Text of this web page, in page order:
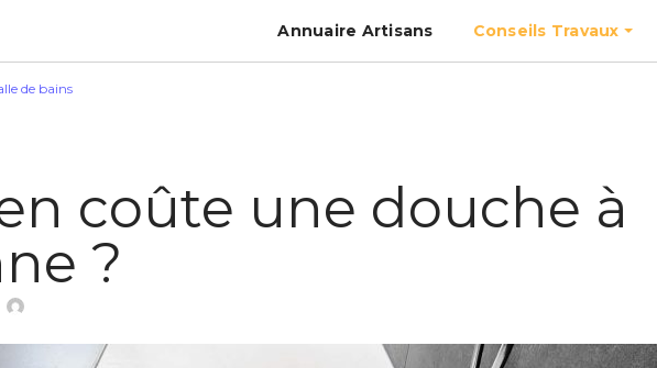
Annuaire Artisans Conseils Travaux
de bains
coûte une douche à
?